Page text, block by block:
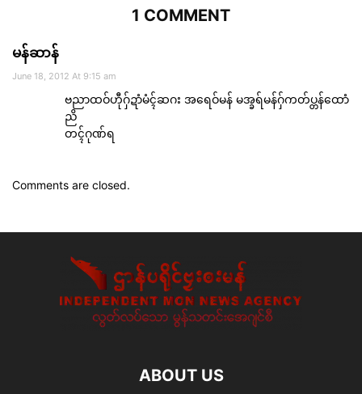
1 COMMENT
မန်ဆာန်
June 18, 2012 At 9:15 am
ဗညာထဝ်ဟီုဂှ်ဍာံမံၚ်ဆဂး အရေဝ်မန် မအ္ခရ်မန်ဂှ်ကတ်ပ္တန်ထောံ
ညိ
တၚ်ဂုဏ်ရ
Comments are closed.
ABOUT US